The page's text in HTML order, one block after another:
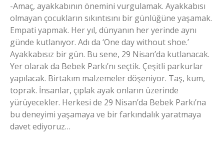
-Amaç, ayakkabının önemini vurgulamak. Ayakkabısı
olmayan çocukların sıkıntısını bir günlüğüne yaşamak.
Empati yapmak. Her yıl, dünyanın her yerinde aynı
günde kutlanıyor. Adı da ‘One day without shoe.’
Ayakkabısız bir gün. Bu sene, 29 Nisan’da kutlanacak.
Yer olarak da Bebek Parkı’nı seçtik. Çeşitli parkurlar
yapılacak. Birtakım malzemeler döşeniyor. Taş, kum,
toprak. İnsanlar, çıplak ayak onların üzerinde
yürüyecekler. Herkesi de 29 Nisan’da Bebek Parkı’na
bu deneyimi yaşamaya ve bir farkındalık yaratmaya
davet ediyoruz…